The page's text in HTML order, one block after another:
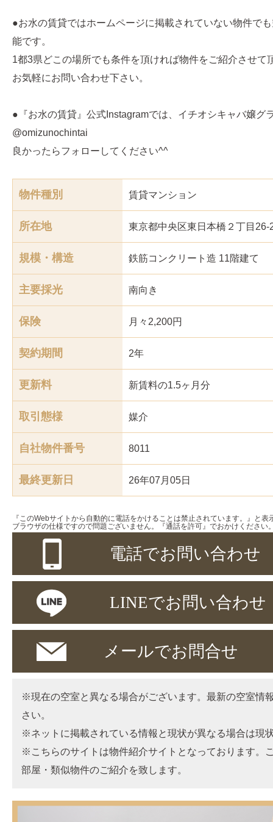
●お水の賃貸ではホームページに掲載されていない物件で
能です。
1都3県どこの場所でも条件を頂ければ物件をご紹介させて
お気軽にお問い合わせ下さい。
●『お水の賃貸』公式Instagramでは、イチオシキャバ嬢グ
@omizunochintai
良かったらフォローしてください^^
物件種別 賃貸マンション
所在地 東京都中央区東日本橋２丁目26-
規模・構造 鉄筋コンクリート造 11階建て
主要採光 南向き
保険 月々2,200円
契約期間 2年
更新料 新賃料の1.5ヶ月分
取引態様 媒介
自社物件番号 8011
最終更新日 26年07月05日
『このWebサイトから自動的に電話をかけることは禁止されています。』と
ブラウザの仕様ですので問題ございません。『通話を許可』でおかけください
電話でお問い合わせ
LINEでお問い合わせ
メールでお問合せ
※現在の空室と異なる場合がございます。最新の空室情
さい。
※ネットに掲載されている情報と現状が異なる場合は現
※こちらのサイトは物件紹介サイトとなっております。
部屋・類似物件のご紹介を致します。